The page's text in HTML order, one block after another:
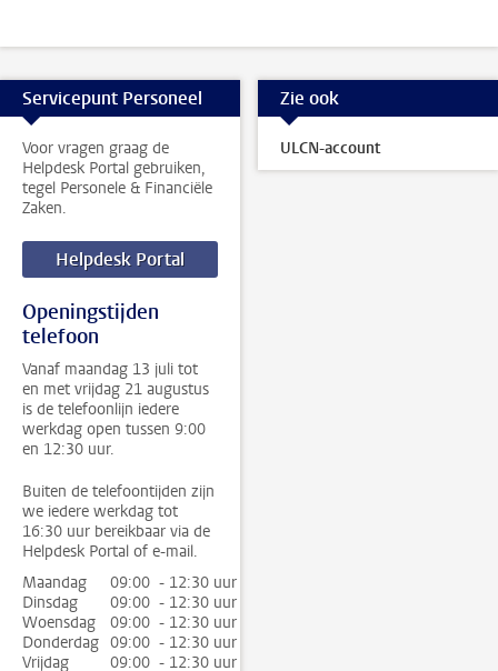
Servicepunt Personeel
Voor vragen graag de
Helpdesk Portal gebruiken,
tegel Personele & Financiële
Zaken.
Helpdesk Portal
Openingstijden
telefoon
Vanaf maandag 13 juli tot
en met vrijdag 21 augustus
is de telefoonlijn iedere
werkdag open tussen 9:00
en 12:30 uur.
Buiten de telefoontijden zijn
we iedere werkdag tot
16:30 uur bereikbaar via de
Helpdesk Portal of e-mail.
Maandag
09:00 - 12:30 uur
Dinsdag
09:00 - 12:30 uur
Woensdag
09:00 - 12:30 uur
Donderdag 09:00 - 12:30 uur
Vrijdag
09:00 - 12:30 uur
Zie ook
ULCN-account